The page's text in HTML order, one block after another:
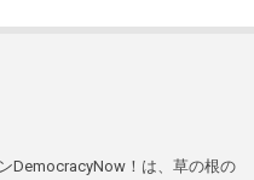
DemocracyNow！は、草の根の